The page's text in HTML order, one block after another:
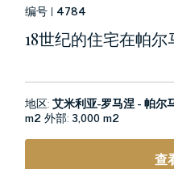
编号 | 4784
18世纪的住宅在帕尔
地区:艾米利亚-罗马涅 - 帕尔
m2外部:3,000 m2
查